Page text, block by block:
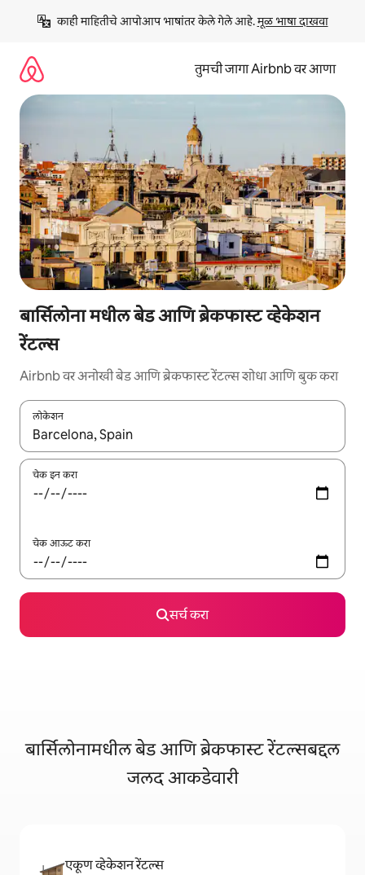
काही माहितीचे आपोआप भाषांतर केले गेले आहे. मूळ भाषा दाखवा
तुमची जागा Airbnb वर आणा
बार्सिलोना मधील बेड आणि ब्रेकफास्ट व्हेकेशन
रेंटल्स
Airbnb वर अनोखी बेड आणि ब्रेकफास्ट रेंटल्स शोधा आणि बुक करा
लोकेशन
जेव्हा परिणाम उपलब्ध असतील, तेव्हा वरच्या आणि खाली बाणांच्या किजसह
चेक इन करा
चेक आऊट करा
सर्च करा
बार्सिलोनामधील बेड आणि ब्रेकफास्ट रेंटल्सबद्दल
जलद आकडेवारी
एकूण व्हेकेशन रेंटल्स